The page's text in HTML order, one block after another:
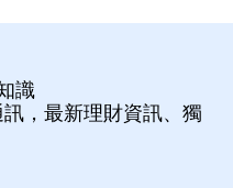
識
，最新理財資訊、獨